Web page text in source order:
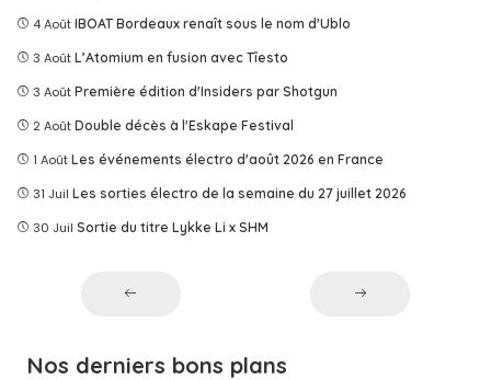
4 Août IBOAT Bordeaux renaît sous le nom d'Ublo
3 Août L’Atomium en fusion avec Tîesto
3 Août Première édition d'Insiders par Shotgun
2 Août Double décès à l'Eskape Festival
1 Août Les événements électro d'août 2026 en France
31 Juil Les sorties électro de la semaine du 27 juillet 2026
30 Juil Sortie du titre Lykke Li x SHM
Nos derniers bons plans